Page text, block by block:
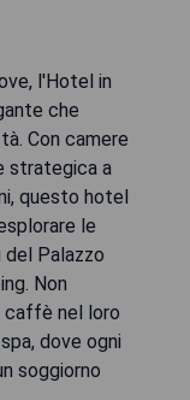
l'Hotel in
che
Con camere
strategica a
questo hotel
le
del Palazzo
Non
caffè nel loro
dove ogni
soggiorno